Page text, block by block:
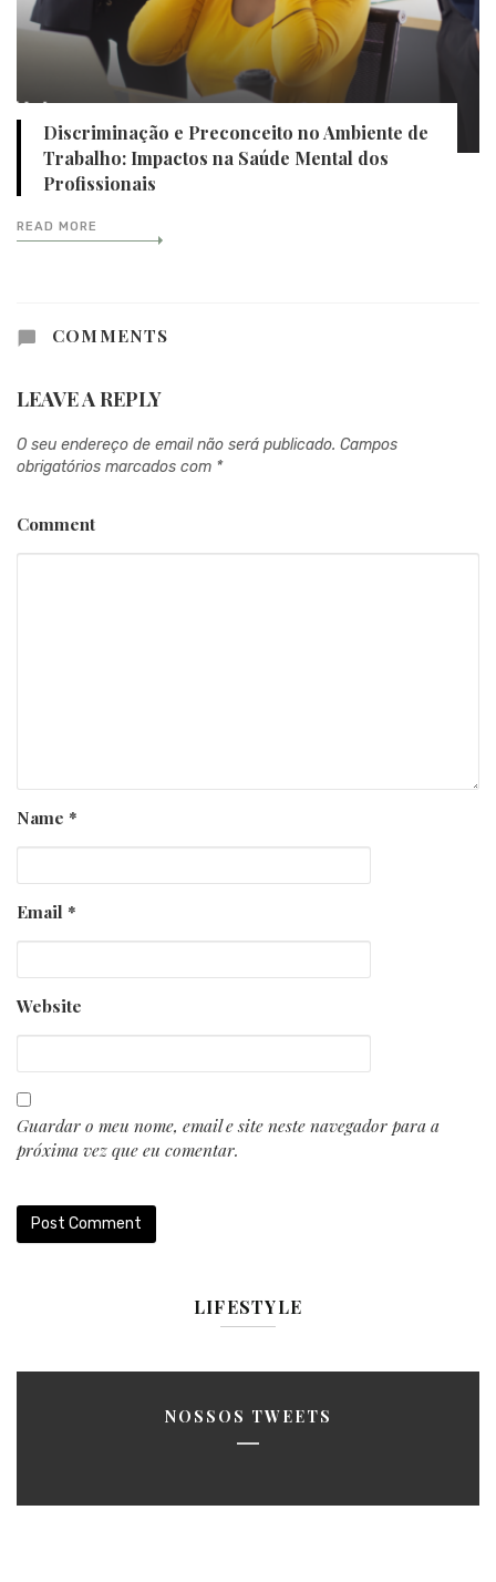
Discriminação e Preconceito no Ambiente de
Trabalho: Impactos na Saúde Mental dos
Profissionais
READ MORE
COMMENTS
LEAVE A REPLY
O seu endereço de email não será publicado. Campos
obrigatórios marcados com *
Comment
Name *
Email *
Website
Guardar o meu nome, email e site neste navegador para a
próxima vez que eu comentar.
LIFESTYLE
NOSSOS TWEETS